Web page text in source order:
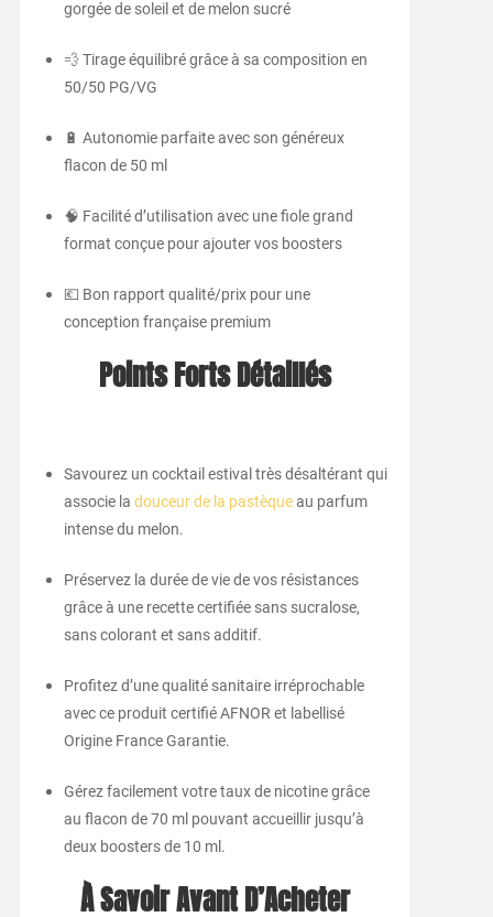
gorgée de soleil et de melon sucré
💨 Tirage équilibré grâce à sa composition en
50/50 PG/VG
🔋 Autonomie parfaite avec son généreux
flacon de 50 ml
🧠 Facilité d’utilisation avec une fiole grand
format conçue pour ajouter vos boosters
💶 Bon rapport qualité/prix pour une
conception française premium
Points Forts Détaillés
Savourez un cocktail estival très désaltérant qui
associe la douceur de la pastèqueau parfum
intense du melon.
Préservez la durée de vie de vos résistances
grâce à une recette certifiée sans sucralose,
sans colorant et sans additif.
Profitez d’une qualité sanitaire irréprochable
avec ce produit certifié AFNOR et labellisé
Origine France Garantie.
Gérez facilement votre taux de nicotine grâce
au flacon de 70 ml pouvant accueillir jusqu’à
deux boosters de 10 ml.
À Savoir Avant D’Acheter